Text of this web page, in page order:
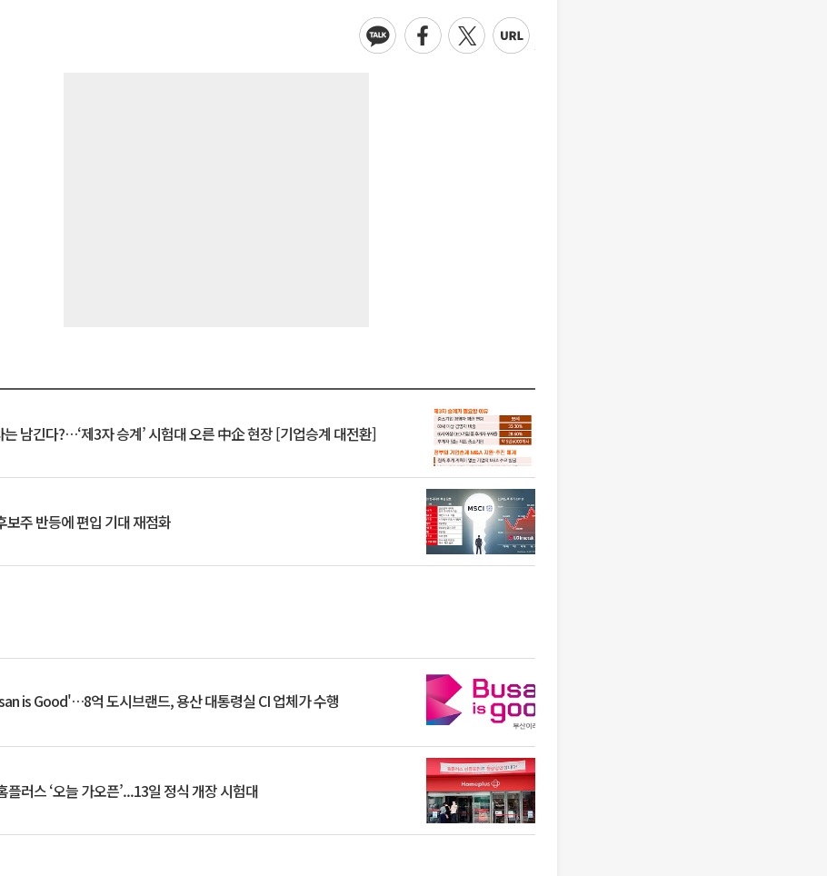
남긴다?…‘제3자 승계’ 시험대 오른 中企 현장 [기업승계 대전환]
주 반등에 편입 기대 재점화
is Good'…8억 도시브랜드, 용산 대통령실 CI 업체가 수행
플러스 ‘오늘 가오픈’...13일 정식 개장 시험대